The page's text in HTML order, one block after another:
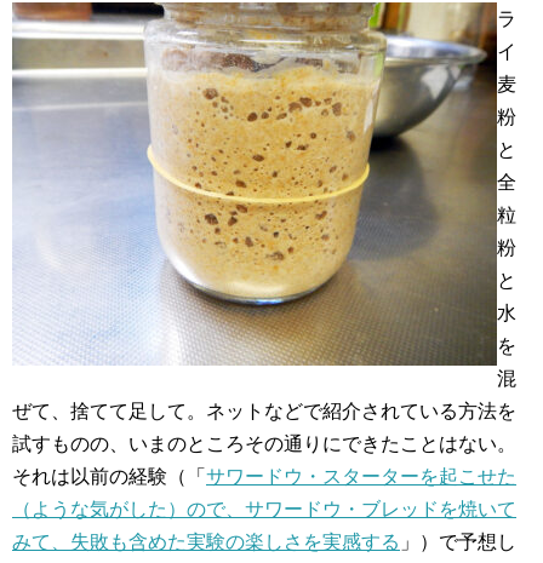
ラ
イ
麦
粉
と
全
粒
粉
と
水
を
混
ぜて、捨てて足して。ネットなどで紹介されている方法を
試すものの、いまのところその通りにできたことはない。
それは以前の経験（「 サワードウ・スターターを起こせた
（ような気がした）ので、サワードウ・ブレッドを焼いて
みて、失敗も含めた実験の楽しさを実感する 」）で予想し